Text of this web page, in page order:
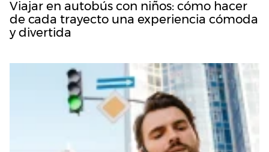
Viajar en autobús con niños: cómo hacer
de cada trayecto una experiencia cómoda
y divertida